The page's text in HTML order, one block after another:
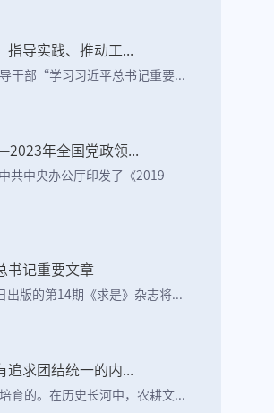
导实践、推动工...
干部“学习习近平总书记重要...
年全国党政领...
共中央办公厅印发了《2019
书记重要文章
出版的第14期《求是》杂志将...
求团结统一的内...
育的。在历史长河中，农耕文...